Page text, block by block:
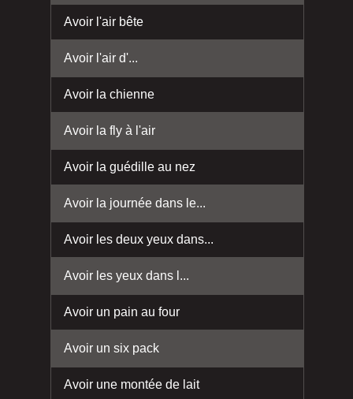
Avoir l'air bête
Avoir l'air d'...
Avoir la chienne
Avoir la fly à l'air
Avoir la guédille au nez
Avoir la journée dans le...
Avoir les deux yeux dans...
Avoir les yeux dans l...
Avoir un pain au four
Avoir un six pack
Avoir une montée de lait